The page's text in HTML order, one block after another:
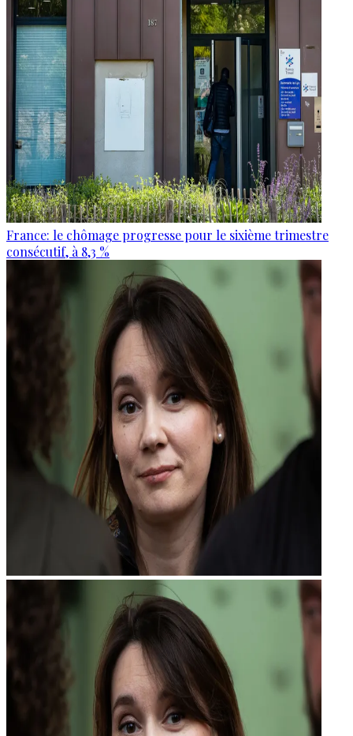
France: le chômage progresse pour le sixième trimestre
consécutif, à 8,3 %